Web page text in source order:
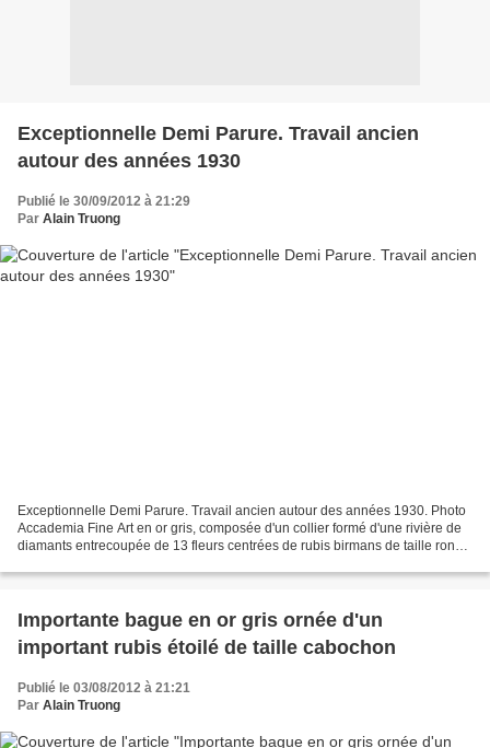
Exceptionnelle Demi Parure. Travail ancien
autour des années 1930
Publié le 30/09/2012 à 21:29
Par Alain Truong
Exceptionnelle Demi Parure. Travail ancien autour des années 1930. Photo
Accademia Fine Art en or gris, composée d'un collier formé d'une rivière de
diamants entrecoupée de 13 fleurs centrées de rubis birmans de taille rond
Importante bague en or gris ornée d'un
important rubis étoilé de taille cabochon
Publié le 03/08/2012 à 21:21
Par Alain Truong